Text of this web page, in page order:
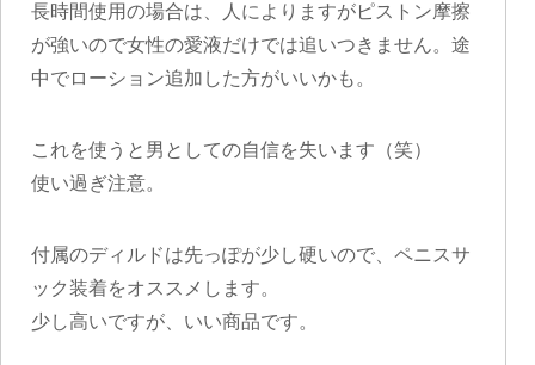
長時間使用の場合は、人によりますがピストン摩擦
が強いので女性の愛液だけでは追いつきません。途
中でローション追加した方がいいかも。
これを使うと男としての自信を失います（笑）
使い過ぎ注意。
付属のディルドは先っぽが少し硬いので、ペニスサ
ック装着をオススメします。
少し高いですが、いい商品です。